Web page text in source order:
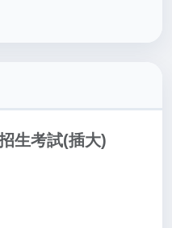
生考試(插大)